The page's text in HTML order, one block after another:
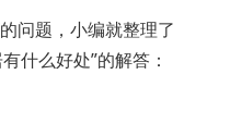
问题，小编就整理了
什么好处”的解答：